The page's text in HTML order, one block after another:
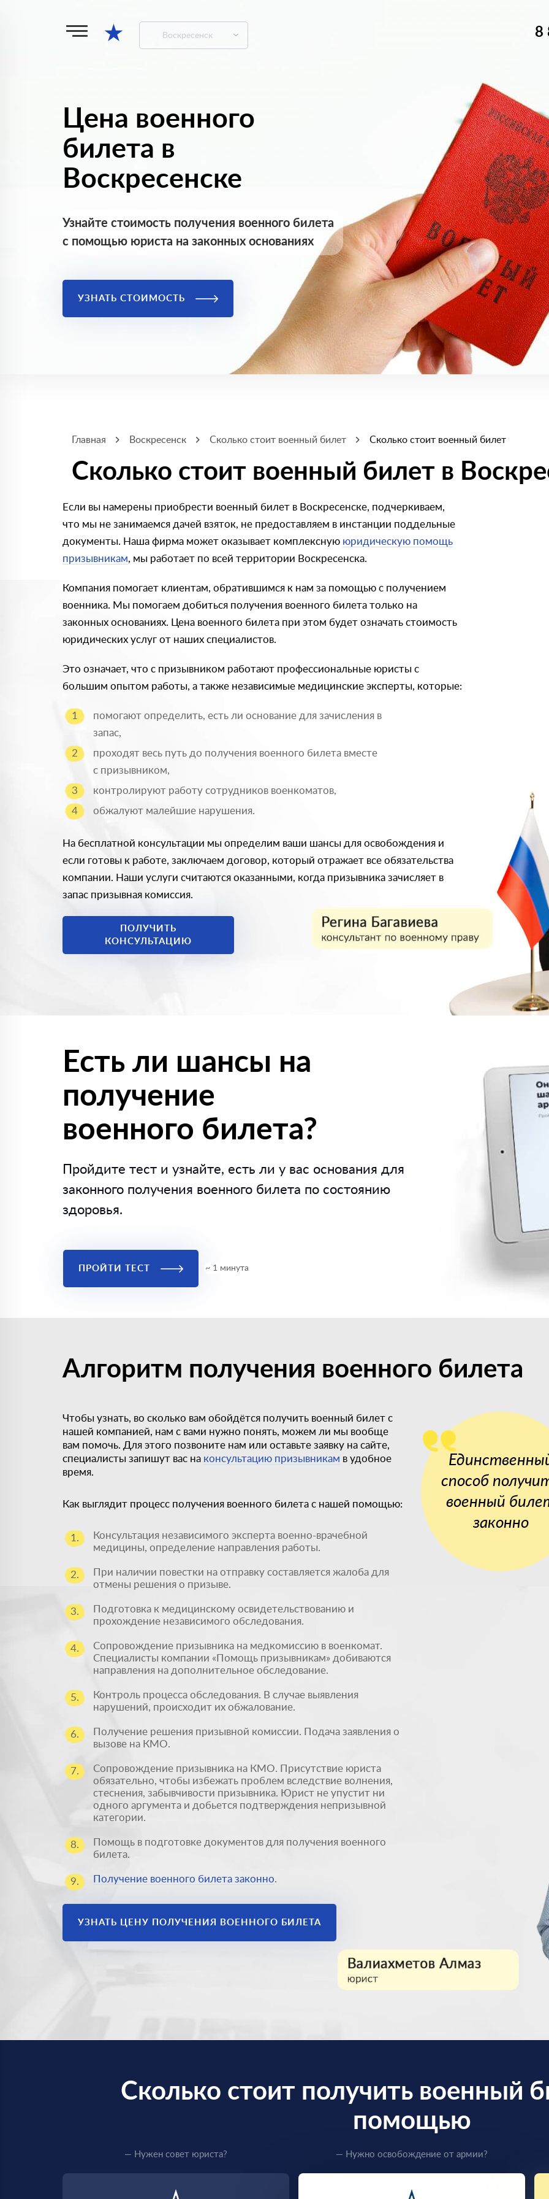
★ Воскресенск 8
Цена военного
билета в
Воскресенске
Узнайте стоимость получения военного билета
с помощью юриста на законных основаниях
УЗНАТЬ СТОИМОСТЬ
Главная Воскресенск Сколько стоит военный билет Сколько стоит военный билет
Сколько стоит военный билет в
Если вы намерены приобрести военный билет в Воскресенске, подчеркиваем,
что мы не занимаемся дачей взяток, не предоставляем в инстанции поддельные
документы. Наша фирма может оказывает комплексную юридическую помощь
призывникам, мы работает по всей территории Воскресенска.
Компания помогает клиентам, обратившимся к нам за помощью с получением
военника. Мы помогаем добиться получения военного билета только на
законных основаниях. Цена военного билета при этом будет означать стоимость
юридических услуг от наших специалистов.
Это означает, что с призывником работают профессиональные юристы с
большим опытом работы, а также независимые медицинские эксперты, которые:
помогают определить, есть ли основание для зачисления в
запас,
проходят весь путь до получения военного билета вместе
с призывником,
контролируют работу сотрудников военкоматов,
обжалуют малейшие нарушения.
На бесплатной консультации мы определим ваши шансы для освобождения и
если готовы к работе, заключаем договор, который отражает все обязательства
компании. Наши услуги считаются оказанными, когда призывника зачисляет в
запас призывная комиссия.
ПОЛУЧИТЬ
КОНСУЛЬТАЦИЮ
Есть ли шансы на
получение
военного билета?
Пройдите тест и узнайте, есть ли у вас основания для
законного получения военного билета по состоянию
здоровья.
ПРОЙТИ ТЕСТ ~ 1 минута
Алгоритм получения военного билета
Чтобы узнать, во сколько вам обойдётся получить военный билет с
нашей компанией, нам с вами нужно понять, можем ли мы вообще
вам помочь. Для этого позвоните нам или оставьте заявку на сайте,
специалисты запишут вас на консультацию призывникам в удобное
время.
Как выглядит процесс получения военного билета с нашей помощью:
1.
Консультация независимого эксперта военно-врачебной
медицины, определение направления работы.
2.
При наличии повестки на отправку составляется жалоба для
отмены решения о призыве.
3.
Подготовка к медицинскому освидетельствованию и
прохождение независимого обследования.
4.
Сопровождение призывника на медкомиссию в военкомат.
Специалисты компании «Помощь призывникам» добиваются
направления на дополнительное обследование.
5.
Контроль процесса обследования. В случае выявления
нарушений, происходит их обжалование.
6.
Получение решения призывной комиссии. Подача заявления о
вызове на КМО.
7.
Сопровождение призывника на КМО. Присутствие юриста
обязательно, чтобы избежать проблем вследствие волнения,
стеснения, забывчивости призывника. Юрист не упустит ни
одного аргумента и добьется подтверждения непризывной
категории.
8.
Помощь в подготовке документов для получения военного
билета.
9. Получение военного билета законно.
УЗНАТЬ ЦЕНУ ПОЛУЧЕНИЯ ВОЕННОГО БИЛЕТА
способ
военный
законно
Сколько стоит получить военный
помощью
— Нужен совет юриста? — Нужно освобождение от армии?